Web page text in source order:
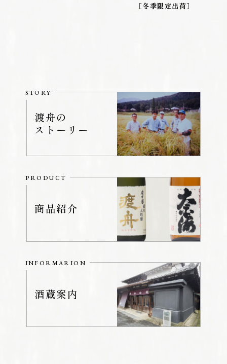
［冬季限定出荷］
STORY
渡舟の
ストーリー
PRODUCT
商品紹介
INFORMARION
酒蔵案内